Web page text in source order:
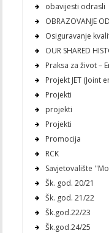
obavijesti odrasli
OBRAZOVANJE
Osiguravanje
OUR SHARED
Praksa za život –
Projekt JET (Joint
Projekti
projekti
Projekti
Promocija
RCK
Savjetovalište
Šk. god. 20/21
Šk. god. 21/22
Šk.god.22/23
Šk.god.24/25